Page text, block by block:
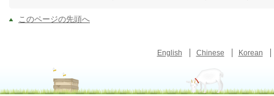
このページの先頭へ
English Chinese Korean